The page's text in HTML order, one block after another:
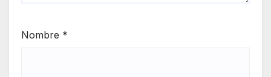
Nombre *